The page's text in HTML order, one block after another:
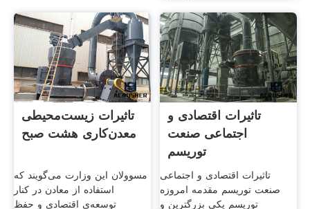
تاثیرات زیست‌محیطی
معدن‌کاری هشت صبح
مسوولان این وزارت می‌گویند که
استفاده از معادن در کنار
توسعه‌ی اقتصادی و حفظ
تاثیرات اقتصادی و
اجتماعی صنعت
توریسم
تاثیرات اقتصادی و اجتماعی
صنعت توریسم مقدمه امروزه
توریسم یکی بزرگترین و